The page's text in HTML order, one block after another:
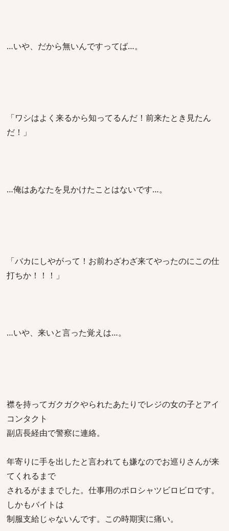
…いや、だから無いんですってば…。
「ワシはよく来るから知ってるんだ！前来たとき見たん
だ！」
…俺はあなたを見かけたことはないです…。
「バカにしやがって！お前わざわざ来てやったのにこの仕
打ちか！！！」
…いや、来いと言った覚えは…。
襟を持ってガクガクやられたあたりでレジの女の子とアイ
コンタクト
副店長経由で警察に連絡。
年寄りに手を出したと言われても嫌なのでお巡りさんが来
てくれるまで
されるがままでした。仕事用のポロシャツビロビロです。
しかもバイトは
制服支給じゃないんです。この時期実に痛い。